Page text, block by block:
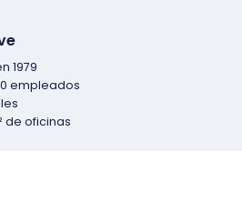
1979
empleados
de oficinas